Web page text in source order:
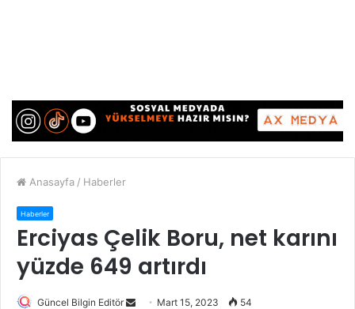
Anasayfa / Haberler
Haberler
Erciyas Çelik Boru, net karını
yüzde 649 artırdı
Güncel Bilgin Editör Mart 15, 2023 54